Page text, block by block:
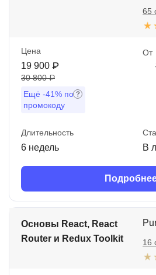
65
Цена
19 900 ₽
30 800 ₽
Ещё -41% по
промокоду
От
Длительность
6 недель В
Основы React, React
Router и Redux Toolkit
16